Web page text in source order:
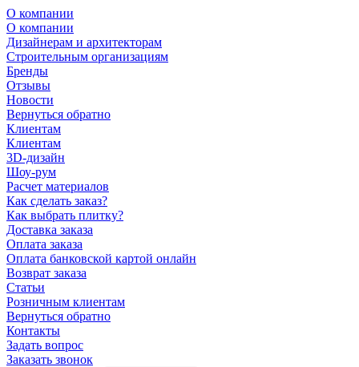
О компании
О компании
Дизайнерам и архитекторам
Строительным организациям
Бренды
Отзывы
Новости
Вернуться обратно
Клиентам
Клиентам
3D-дизайн
Шоу-рум
Расчет материалов
Как сделать заказ?
Как выбрать плитку?
Доставка заказа
Оплата заказа
Оплата банковской картой онлайн
Возврат заказа
Статьи
Розничным клиентам
Вернуться обратно
Контакты
Задать вопрос
Заказать звонок